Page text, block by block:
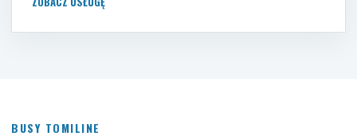
BUSY TOMILINE